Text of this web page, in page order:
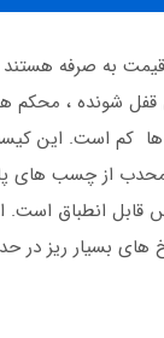
قیمت به صرفه
قفل شونده ،
ها کم است. این
2 پلاس قابل انطباق
های بسیار ریز در